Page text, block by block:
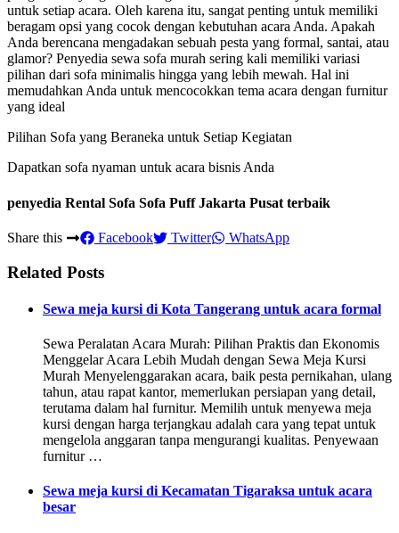
untuk setiap acara. Oleh karena itu, sangat penting untuk memiliki
beragam opsi yang cocok dengan kebutuhan acara Anda. Apakah
Anda berencana mengadakan sebuah pesta yang formal, santai, atau
glamor? Penyedia sewa sofa murah sering kali memiliki variasi
pilihan dari sofa minimalis hingga yang lebih mewah. Hal ini
memudahkan Anda untuk mencocokkan tema acara dengan furnitur
yang ideal
Pilihan Sofa yang Beraneka untuk Setiap Kegiatan
Dapatkan sofa nyaman untuk acara bisnis Anda
penyedia Rental Sofa Sofa Puff Jakarta Pusat terbaik
Share this Facebook Twitter WhatsApp
Related Posts
Sewa meja kursi di Kota Tangerang untuk acara formal
Sewa Peralatan Acara Murah: Pilihan Praktis dan Ekonomis
Menggelar Acara Lebih Mudah dengan Sewa Meja Kursi
Murah Menyelenggarakan acara, baik pesta pernikahan, ulang
tahun, atau rapat kantor, memerlukan persiapan yang detail,
terutama dalam hal furnitur. Memilih untuk menyewa meja
kursi dengan harga terjangkau adalah cara yang tepat untuk
mengelola anggaran tanpa mengurangi kualitas. Penyewaan
furnitur …
Sewa meja kursi di Kecamatan Tigaraksa untuk acara
besar